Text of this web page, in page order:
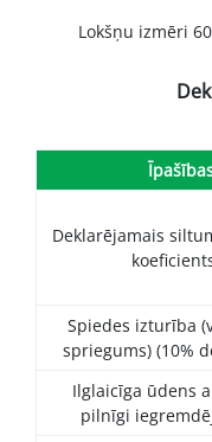
Lokšņu izmēri
Deklarējamais
Spiedes izturība
spriegums) (10%
Ilglaicīga ūdens
pilnīgi